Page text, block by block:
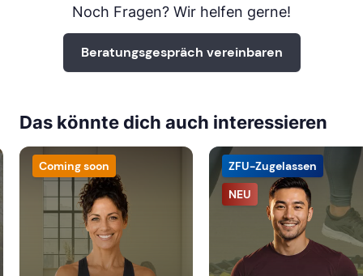
Noch Fragen? Wir helfen gerne!
Beratungsgespräch vereinbaren
Das könnte dich auch interessieren
Coming soon
NEU
ZFU-Zugelassen